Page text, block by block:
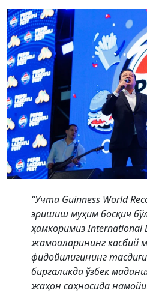
“Учта Guinness World
эришиш муҳим босқич
ҳамкоримиз International
жамоаларининг касбий
фидойилигининг
биргаликда ўзбек
жаҳон саҳнасида